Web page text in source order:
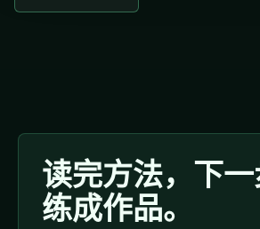
读完方法，下
练成作品。